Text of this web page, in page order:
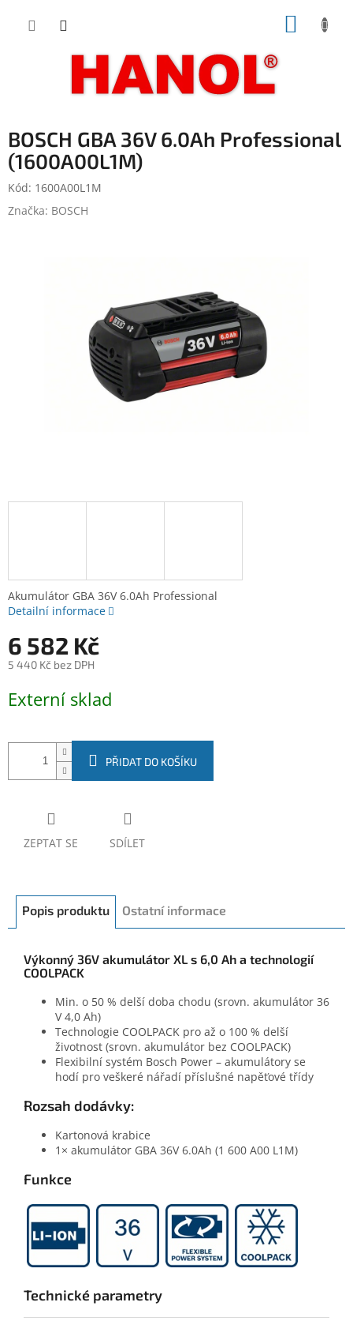
BOSCH GBA 36V 6.0Ah Professional
(1600A00L1M)
Kód: 1600A00L1M
Značka: BOSCH
Akumulátor GBA 36V 6.0Ah Professional
Detailní informace
6 582 Kč
5 440 Kč bez DPH
cena:
Externí sklad
PŘIDAT DO KOŠÍKU
ZEPTAT SE SDÍLET
Popis produktu Ostatní informace
Výkonný 36V akumulátor XL s 6,0 Ah a technologií
COOLPACK
Min. o 50 % delší doba chodu (srovn. akumulátor 36
V 4,0 Ah)
Technologie COOLPACK pro až o 100 % delší
životnost (srovn. akumulátor bez COOLPACK)
Flexibilní systém Bosch Power – akumulátory se
hodí pro veškeré nářadí příslušné napěťové třídy
Rozsah dodávky:
Kartonová krabice
1× akumulátor GBA 36V 6.0Ah (1 600 A00 L1M)
Funkce
Technické parametry